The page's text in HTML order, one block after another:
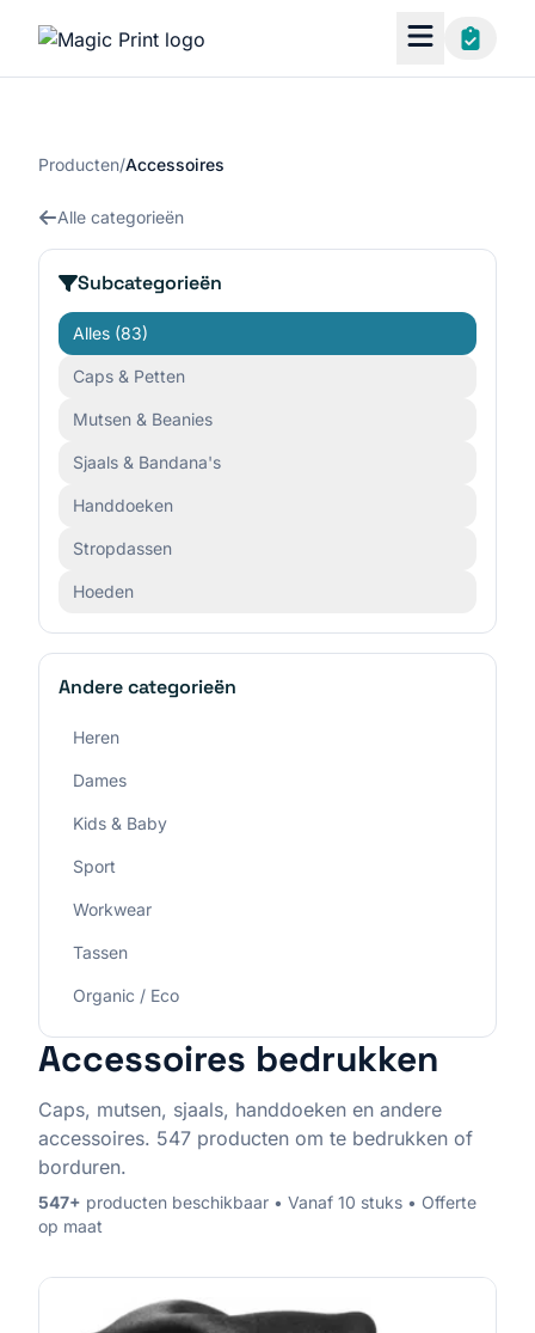
Producten/Accessoires
Alle categorieën
Subcategorieën
Alles (83)
Caps & Petten
Mutsen & Beanies
Sjaals & Bandana's
Handdoeken
Stropdassen
Hoeden
Andere categorieën
Heren
Dames
Kids & Baby
Sport
Workwear
Tassen
Organic / Eco
Accessoires bedrukken
Caps, mutsen, sjaals, handdoeken en andere
accessoires. 547 producten om te bedrukken of
borduren.
547+ producten beschikbaar • Vanaf 10 stuks • Offerte
op maat